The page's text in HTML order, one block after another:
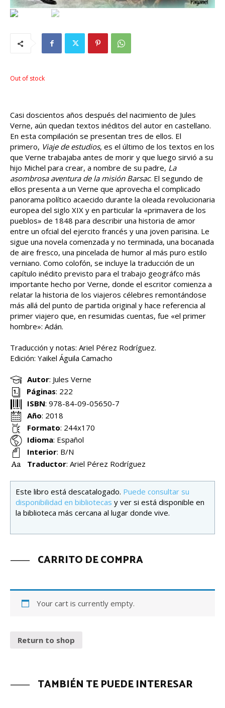
Out of stock
Casi doscientos años después del nacimiento de Jules
Verne, aún quedan textos inéditos del autor en castellano.
En esta compilación se presentan tres de ellos. El
primero, Viaje de estudios, es el último de los textos en los
que Verne trabajaba antes de morir y que luego sirvió a su
hijo Michel para crear, a nombre de su padre, La
asombrosa aventura de la misión Barsac. El segundo de
ellos presenta a un Verne que aprovecha el complicado
panorama político acaecido durante la oleada revolucionaria
europea del siglo XIX y en particular la «primavera de los
pueblos» de 1848 para describir una historia de amor
entre un ofcial del ejercito francés y una joven parisina. Le
sigue una novela comenzada y no terminada, una bocanada
de aire fresco, una pincelada de humor al más puro estilo
verniano. Como colofón, se incluye la traducción de un
capítulo inédito previsto para el trabajo geográfco más
importante hecho por Verne, donde el escritor comienza a
relatar la historia de los viajeros célebres remontándose
más allá del punto de partida original y hace referencia al
primer viajero que, en resumidas cuentas, fue «el primer
hombre»: Adán.
Traducción y notas: Ariel Pérez Rodríguez.
Edición: Yaikel Águila Camacho
Autor: Jules Verne
Páginas: 222
ISBN: 978-84-09-05650-7
Año: 2018
Formato: 244x170
Idioma: Español
Interior: B/N
Traductor: Ariel Pérez Rodríguez
Este libro está descatalogado. Puede consultar su
disponibilidad en bibliotecas y ver si está disponible en
la biblioteca más cercana al lugar donde vive.
CARRITO DE COMPRA
Your cart is currently empty.
Return to shop
TAMBIÉN TE PUEDE INTERESAR